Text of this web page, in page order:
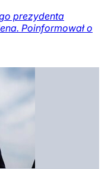
prezydenta
Poinformował o